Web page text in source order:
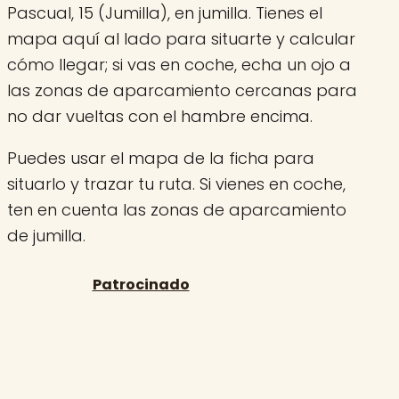
Pascual, 15 (Jumilla), en jumilla. Tienes el
mapa aquí al lado para situarte y calcular
cómo llegar; si vas en coche, echa un ojo a
las zonas de aparcamiento cercanas para
no dar vueltas con el hambre encima.
Puedes usar el mapa de la ficha para
situarlo y trazar tu ruta. Si vienes en coche,
ten en cuenta las zonas de aparcamiento
de jumilla.